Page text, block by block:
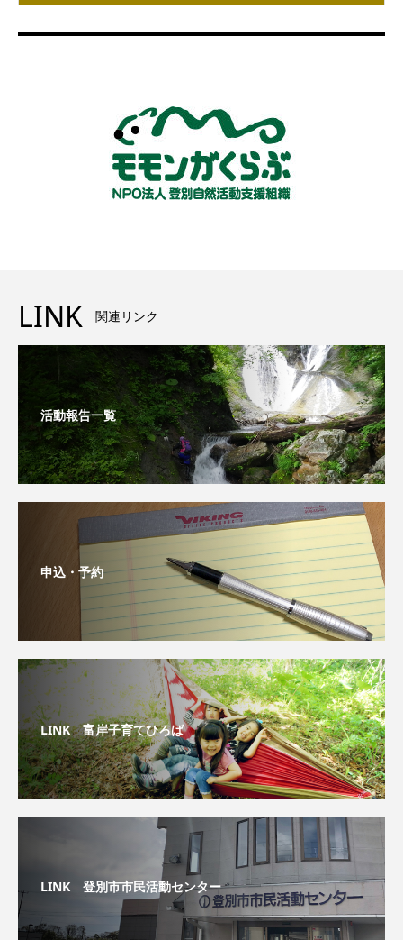
LINK 関連リンク
活動報告一覧
申込・予約
LINK 富岸子育てひろば
LINK 登別市市民活動センター